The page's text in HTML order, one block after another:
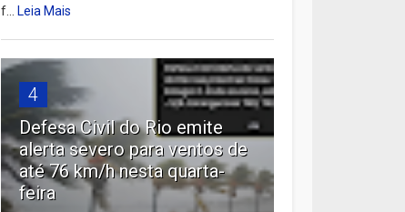
f...Leia Mais
4
Defesa Civil do Rio emite
alerta severo para ventos de
até 76 km/h nesta quarta-
feira